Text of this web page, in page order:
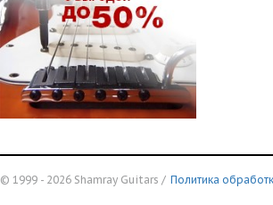
© 1999 - 2026 Shamray Guitars / Политика